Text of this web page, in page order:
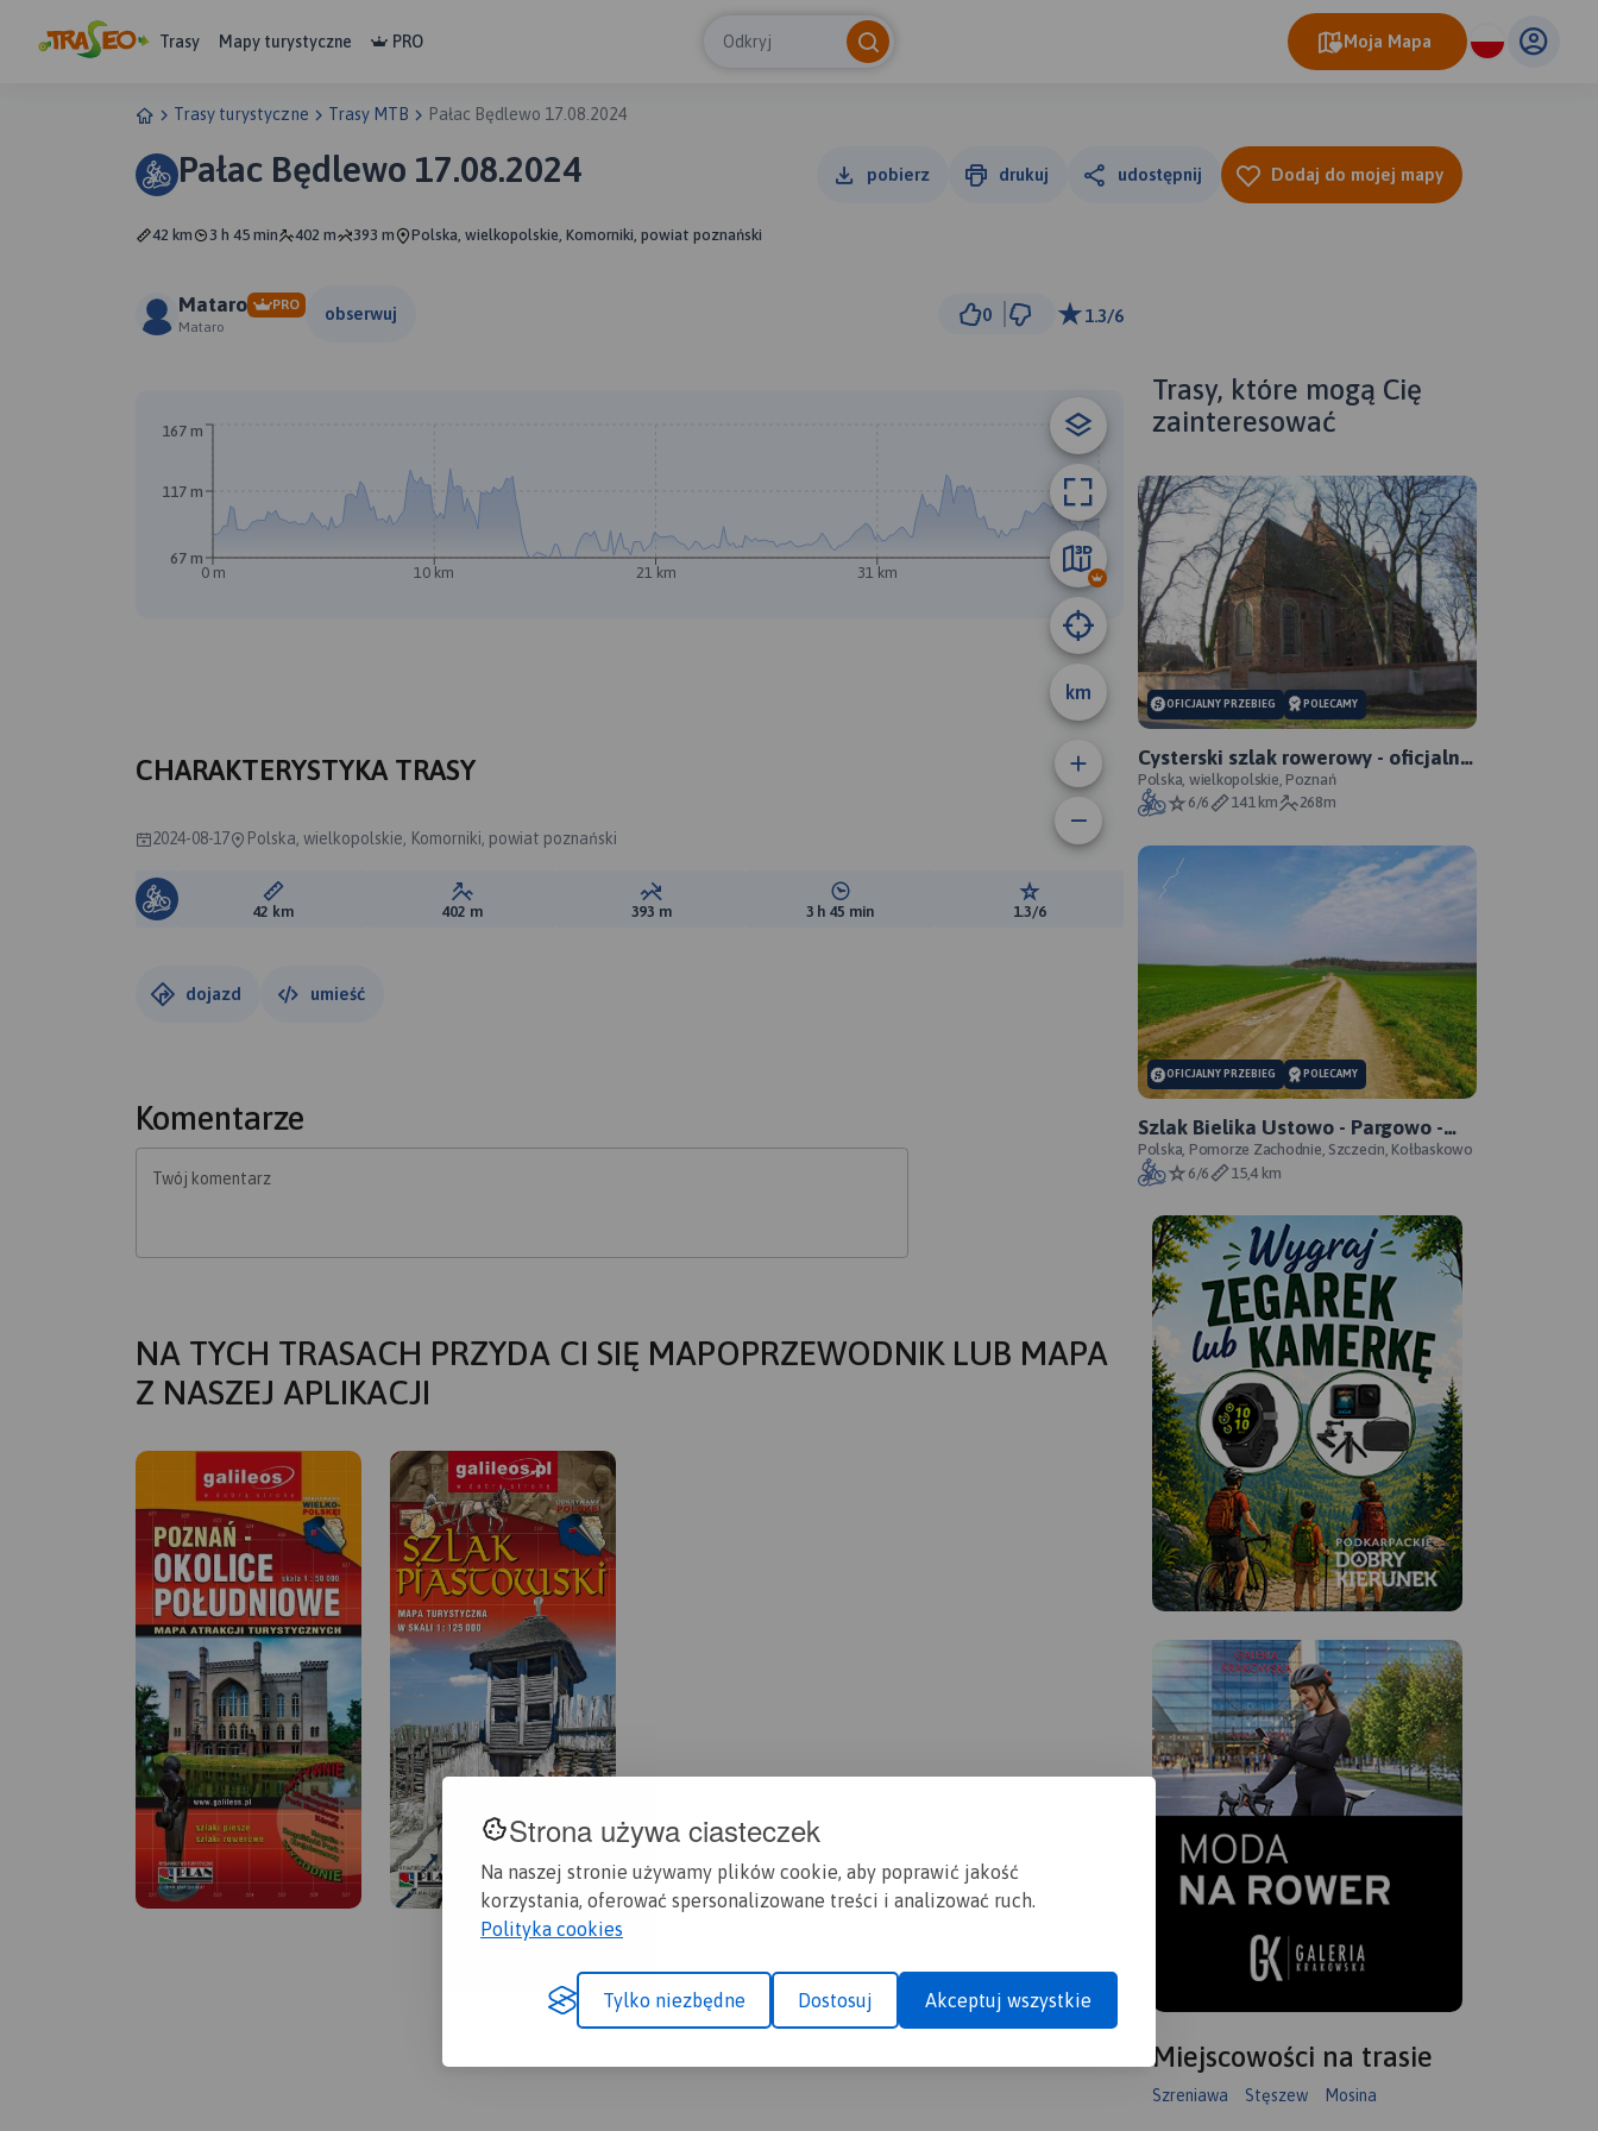
Strona używa ciasteczek
Na naszej stronie używamy plików cookie, aby poprawić jakość
korzystania, oferować spersonalizowane treści i analizować ruch.
Polityka cookies
Tylko niezbędne Dostosuj Akceptuj wszystkie
Trasy Mapy turystyczne PRO Odkryj Moja Mapa
Trasy turystyczne Trasy MTB Pałac Będlewo 17.08.2024
Pałac Będlewo 17.08.2024 pobierz drukuj udostępnij Dodaj do mojej mapy
42 km 3 h 45 min 402 m 393 m Polska, wielkopolskie, Komorniki, powiat poznański
Mataro
PRO
Mataro
obserwuj 0 1.3/6
km
0 m 10 km 21 km 31 km 42 km
67 m
117 m
167 m
CHARAKTERYSTYKA TRASY
2024-08-17 Polska, wielkopolskie, Komorniki, powiat poznański
Długość trasy:
42 km Suma przewyższeń:
402 m Suma spadków:
393 m Średni czas potrzebny na pokonanie trasy:
3 h 45 min Ocena trasy:
1.3/6
dojazd umieść
Komentarze
Twój komentarz
NA TYCH TRASACH PRZYDA CI SIĘ MAPOPRZEWODNIK LUB MAPA
Z NASZEJ APLIKACJI
Trasy, które mogą Cię
zainteresować
OFICJALNY PRZEBIEG POLECAMY
Cysterski szlak rowerowy - oficjalny
przebieg
Polska, wielkopolskie, Poznań
6/6
141 km 268m
OFICJALNY PRZEBIEG POLECAMY
Szlak Bielika Ustowo - Pargowo -
przebieg oficjalny
Polska, Pomorze Zachodnie, Szczecin, Kołbaskowo
6/6
15,4 km
Miejscowości na trasie
Szreniawa Stęszew Mosina